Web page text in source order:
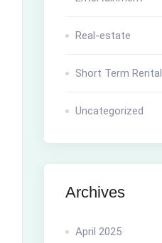
Real-estate
Short Term Rental
Uncategorized
Archives
April 2025